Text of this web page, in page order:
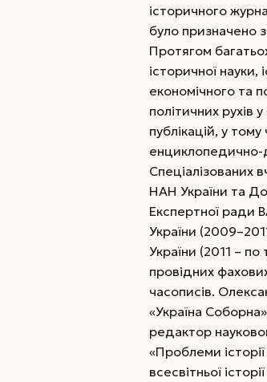
історичного
було призначено
Протягом
історичної науки,
економічного та
політичних рухів
публікацій, у
енциклопедично-
Спеціа­лізованих
НАН України та
Експертної ради
України
України (2011 –
провідних
часописів.
«Україна
редактор
«Проблеми
всесвітньої